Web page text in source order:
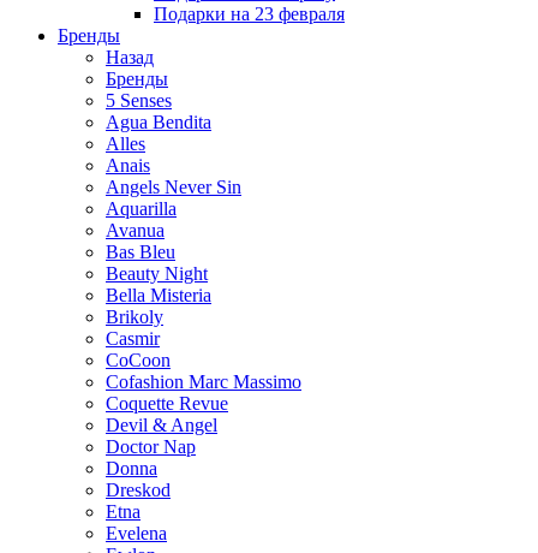
Подарки на 23 февраля
Бренды
Назад
Бренды
5 Senses
Agua Bendita
Alles
Anais
Angels Never Sin
Aquarilla
Avanua
Bas Bleu
Beauty Night
Bella Misteria
Brikoly
Casmir
CoCoon
Cofashion Marc Massimo
Coquette Revue
Devil & Angel
Doctor Nap
Donna
Dreskod
Etna
Evelena